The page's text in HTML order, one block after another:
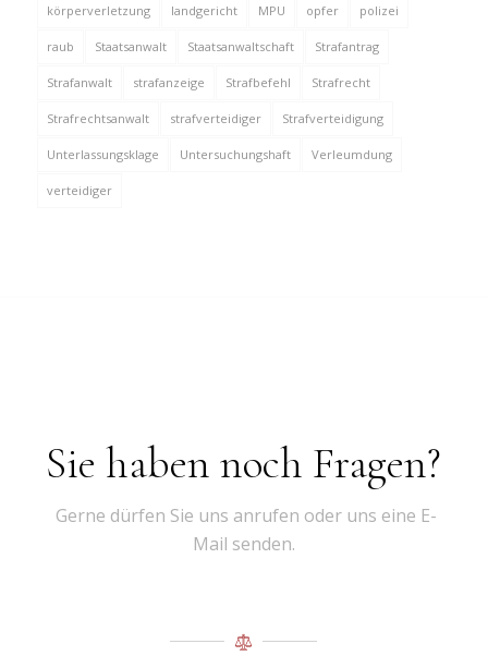
körperverletzung landgericht MPU opfer polizei
raub Staatsanwalt Staatsanwaltschaft Strafantrag
Strafanwalt strafanzeige Strafbefehl Strafrecht
Strafrechtsanwalt strafverteidiger Strafverteidigung
Unterlassungsklage Untersuchungshaft Verleumdung
verteidiger
Sie haben noch Fragen?
Gerne dürfen Sie uns anrufen oder uns eine E-
Mail senden.